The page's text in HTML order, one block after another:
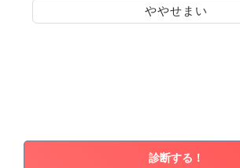
ややせまい